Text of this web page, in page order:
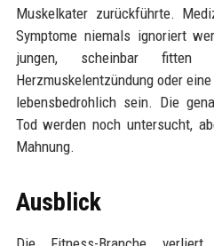
Muskelkater zurückführte.
Symptome niemals ignoriert
jungen, scheinbar fitten
Herzmuskelentzündung oder
lebensbedrohlich sein. Die
Tod werden noch untersucht,
Mahnung.
Ausblick